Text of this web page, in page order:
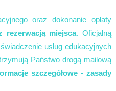
oraz dokonanie opłaty
rezerwacją miejsca. Oficjalną
usług edukacyjnych
Państwo drogą mailową
szczegółowe - zasady